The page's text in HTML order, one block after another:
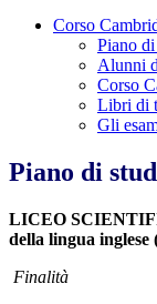
Corso
Piano
Alunni
Corso
Libri di
Gli
Piano di
LICEO
della lingua
Finalità